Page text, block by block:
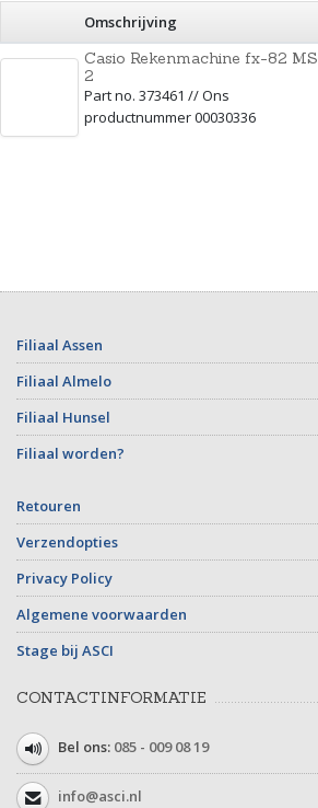
Omschrijving
Casio Rekenmachine fx-82 MS
2
Part no. 373461 // Ons
productnummer 00030336
Filiaal Assen
Filiaal Almelo
Filiaal Hunsel
Filiaal worden?
Retouren
Verzendopties
Privacy Policy
Algemene voorwaarden
Stage bij ASCI
CONTACTINFORMATIE
Bel ons: 085 - 009 08 19
info@asci.nl